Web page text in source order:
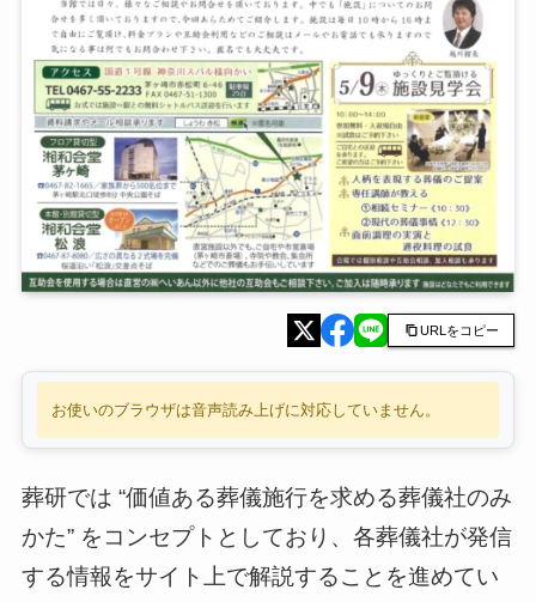
URLをコピー
お使いのブラウザは音声読み上げに対応していません。
葬研では “価値ある葬儀施行を求める葬儀社のみ
かた” をコンセプトとしており、各葬儀社が発信
する情報をサイト上で解説することを進めてい